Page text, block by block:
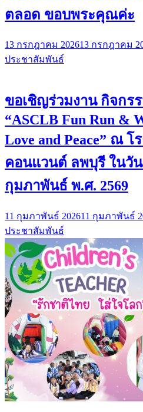
ตลอด ขอบพระคุณค่ะ
13 กรกฎาคม 202613 กรกฎาคม
ประชาสัมพันธ์
ขอเชิญร่วมงาน กิจกร
“ASCLB Fun Run &
Love and Peace” ณ
คอนแวนต์ ลพบุรี ในวัน
กุมภาพันธ์ พ.ศ. 2569
11 กุมภาพันธ์ 202611 กุมภาพันธ์
ประชาสัมพันธ์